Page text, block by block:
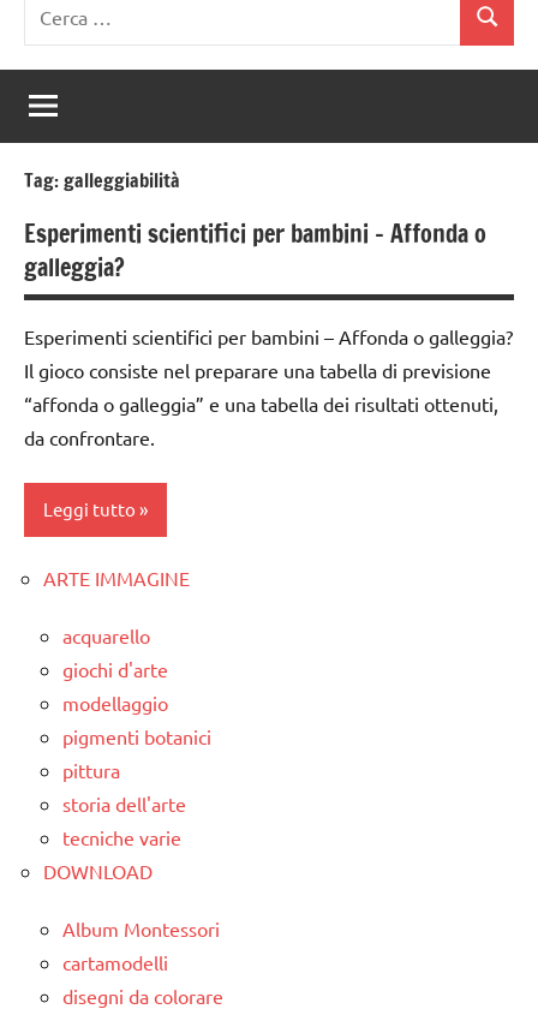
per:
Cerca
Tag:galleggiabilità
Esperimenti scientifici per bambini – Affonda o
galleggia?
Esperimenti scientifici per bambini – Affonda o galleggia?
Il gioco consiste nel preparare una tabella di previsione
“affonda o galleggia” e una tabella dei risultati ottenuti,
da confrontare.
Leggi tutto
classe
da 0
anni
dai
3 ai
anni
ESPERIMENTI
SCIENTIFICI
ARTE IMMAGINE
acquarello
giochi d'arte
modellaggio
pigmenti botanici
pittura
storia dell'arte
tecniche varie
DOWNLOAD
Album Montessori
cartamodelli
disegni da colorare